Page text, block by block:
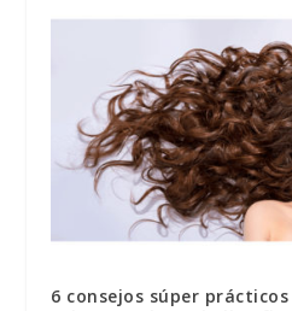
6 consejos súper